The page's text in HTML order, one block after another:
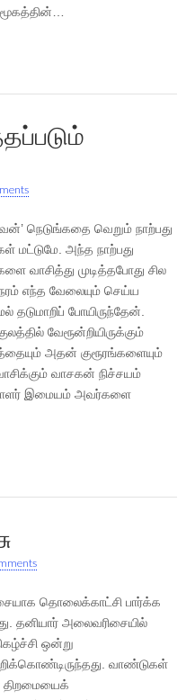
நெடுங்கதை வெறும் நாற்பது
மட்டுமே. அந்த நாற்பது
வாசித்து முடித்தபோது சில
எந்த வேலையும் செய்ய
தடுமாறிப் போயிருந்தேன்.
வேரூன்றியிருக்கும்
அதன் குரூரங்களையும்
வாசகன் நிச்சயம்
இமையம் அவர்களை
தொலைக்காட்சி பார்க்க
தனியார் அலைவரிசையில்
ஒன்று
வாண்டுகள்